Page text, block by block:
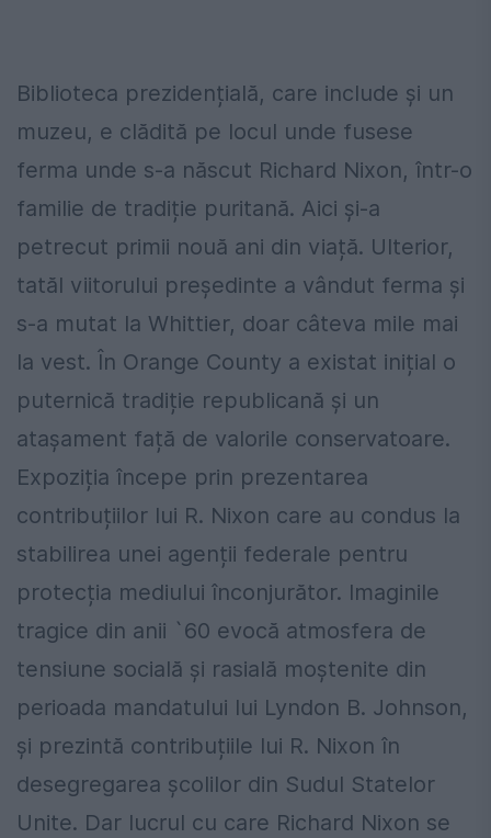
Biblioteca prezidențială, care include și un
muzeu, e clădită pe locul unde fusese
ferma unde s-a născut Richard Nixon, într-o
familie de tradiție puritană. Aici și-a
petrecut primii nouă ani din viață. Ulterior,
tatăl viitorului președinte a vândut ferma și
s-a mutat la Whittier, doar câteva mile mai
la vest. În Orange County a existat inițial o
puternică tradiție republicană și un
atașament față de valorile conservatoare.
Expoziția începe prin prezentarea
contribuțiilor lui R. Nixon care au condus la
stabilirea unei agenții federale pentru
protecția mediului înconjurător. Imaginile
tragice din anii `60 evocă atmosfera de
tensiune socială și rasială moștenite din
perioada mandatului lui Lyndon B. Johnson,
și prezintă contribuțiile lui R. Nixon în
desegregarea școlilor din Sudul Statelor
Unite. Dar lucrul cu care Richard Nixon se